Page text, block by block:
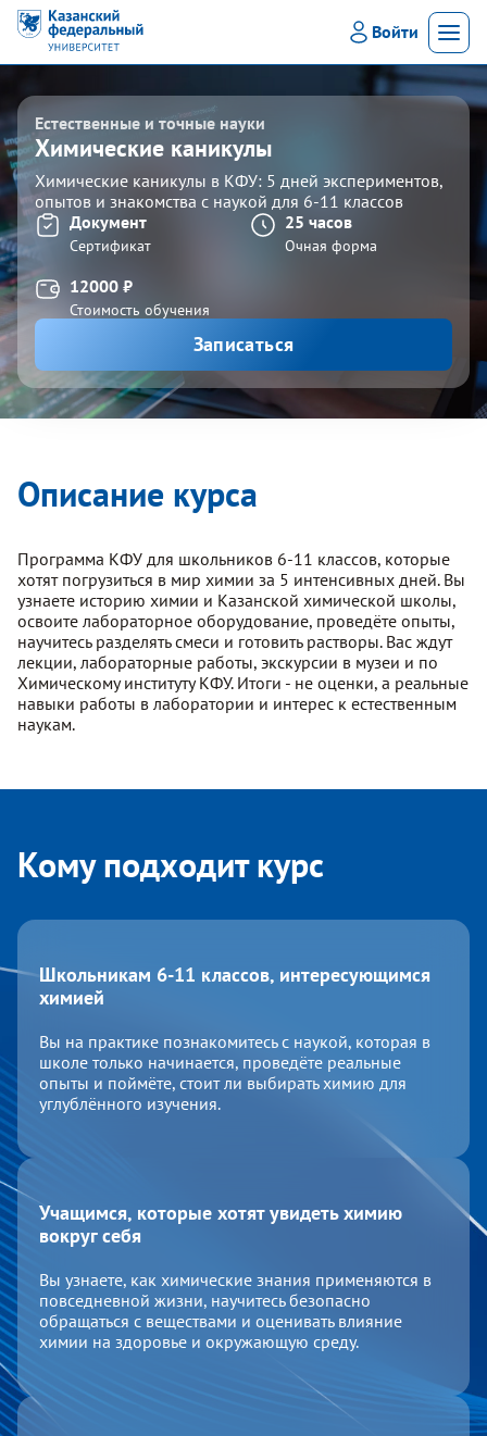
Войти
Химические каникулы
Естественные и точные науки
Химические каникулы в КФУ: 5 дней экспериментов,
опытов и знакомства с наукой для 6-11 классов
Документ
Сертификат
25 часов
Очная форма
12000 ₽
Стоимость обучения
Записаться
Описание курса
Программа КФУ для школьников 6-11 классов, которые
хотят погрузиться в мир химии за 5 интенсивных дней. Вы
узнаете историю химии и Казанской химической школы,
освоите лабораторное оборудование, проведёте опыты,
научитесь разделять смеси и готовить растворы. Вас ждут
лекции, лабораторные работы, экскурсии в музеи и по
Химическому институту КФУ. Итоги - не оценки, а реальные
навыки работы в лаборатории и интерес к естественным
наукам.
Кому подходит курс
Школьникам 6-11 классов, интересующимся
химией
Вы на практике познакомитесь с наукой, которая в
школе только начинается, проведёте реальные
опыты и поймёте, стоит ли выбирать химию для
углублённого изучения.
Учащимся, которые хотят увидеть химию
вокруг себя
Вы узнаете, как химические знания применяются в
повседневной жизни, научитесь безопасно
обращаться с веществами и оценивать влияние
химии на здоровье и окружающую среду.